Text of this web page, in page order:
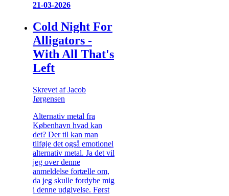
21-03-2026
Cold Night For
Alligators -
With All That's
Left
Skrevet af Jacob
Jørgensen
Alternativ metal fra
København hvad kan
det? Der til kan man
tilføje det også emotionel
alternativ metal. Ja det vil
jeg over denne
anmeldelse fortælle om,
da jeg skulle fordybe mig
i denne udgivelse. Først